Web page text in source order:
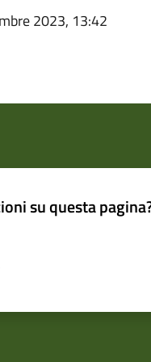
2023, 13:42
su questa